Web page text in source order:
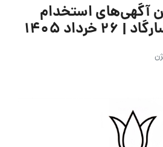
آگهی‌های استخدام
۱۴۰۵